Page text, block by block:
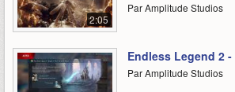
2:05
Par Amplitude Studios
Endless Legend 2
Par Amplitude Studios